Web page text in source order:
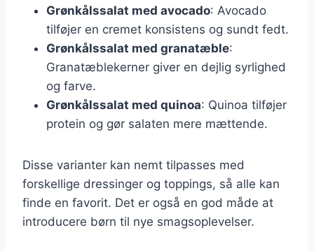
Grønkålssalat med avocado: Avocado
tilføjer en cremet konsistens og sundt fedt.
Grønkålssalat med granatæble:
Granatæblekerner giver en dejlig syrlighed
og farve.
Grønkålssalat med quinoa: Quinoa tilføjer
protein og gør salaten mere mættende.
Disse varianter kan nemt tilpasses med
forskellige dressinger og toppings, så alle kan
finde en favorit. Det er også en god måde at
introducere børn til nye smagsoplevelser.